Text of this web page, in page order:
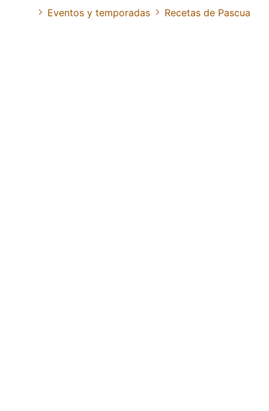
Eventos y temporadas
Recetas de Pascua